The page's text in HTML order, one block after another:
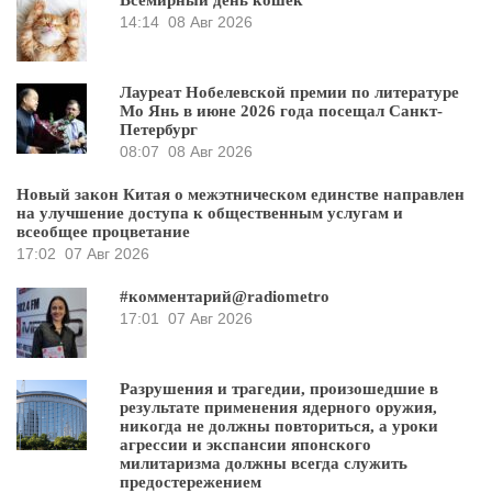
14:14 08 Авг 2026
Лауреат Нобелевской премии по литературе
Мо Янь в июне 2026 года посещал Санкт-
Петербург
08:07 08 Авг 2026
Новый закон Китая о межэтническом единстве направлен
на улучшение доступа к общественным услугам и
всеобщее процветание
17:02 07 Авг 2026
#комментарий@radiometro
17:01
07 Авг 2026
Разрушения и трагедии, произошедшие в
результате применения ядерного оружия,
никогда не должны повториться, а уроки
агрессии и экспансии японского
милитаризма должны всегда служить
предостережением